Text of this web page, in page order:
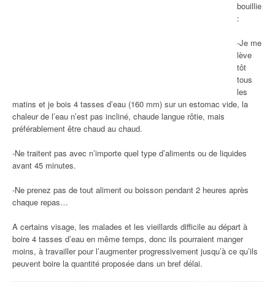
bouillie
:
-Je me
lève
tôt
tous
les
matins et je bois 4 tasses d’eau (160 mm) sur un estomac vide, la
chaleur de l’eau n’est pas incliné, chaude langue rôtie, mais
préférablement être chaud au chaud.
-Ne traitent pas avec n’importe quel type d’aliments ou de liquides
avant 45 minutes.
-Ne prenez pas de tout aliment ou boisson pendant 2 heures après
chaque repas…
A certains visage, les malades et les vieillards difficile au départ à
boire 4 tasses d’eau en même temps, donc ils pourraient manger
moins, à travailler pour l’augmenter progressivement jusqu’à ce qu’ils
peuvent boire la quantité proposée dans un bref délai.